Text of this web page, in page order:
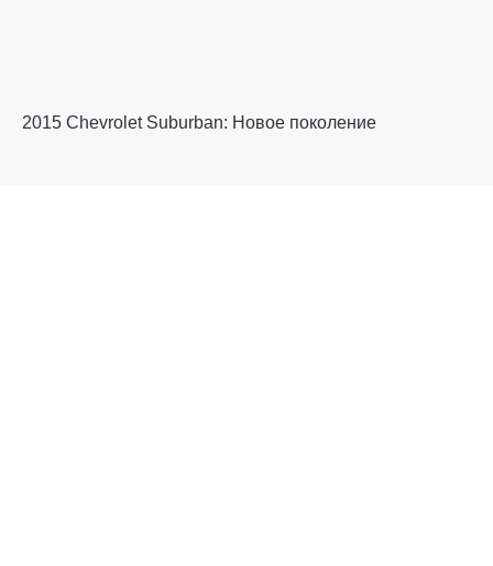
2015 Chevrolet Suburban: Новое поколение